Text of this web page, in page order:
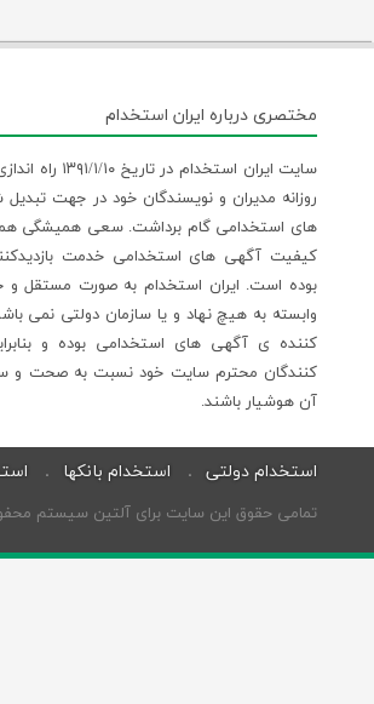
مختصری درباره ایران استخدام
سایت ایران
روزانه مدیران و نویسندگان خود در جهت
های استخدامی گام برداشت. سعی همیشگی
کیفیت آگهی های استخدامی خدمت
بوده است. ایران استخدام به صورت مستقل
وابسته به هیچ نهاد و یا سازمان دولتی نمی
کننده ی آگهی های استخدامی بوده و
کنندگان محترم سایت خود نسبت به صحت و
آن هوشیار باشند.
استخدام دولتی استخدام بانکها
تمامی حقوق این سایت برای آلتین سیستم